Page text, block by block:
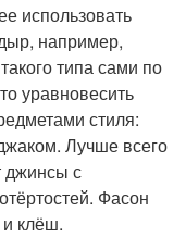
использовать
например,
типа сами по
уравновесить
стиля:
Лучше всего
джинсы с
Фасон
клёш.